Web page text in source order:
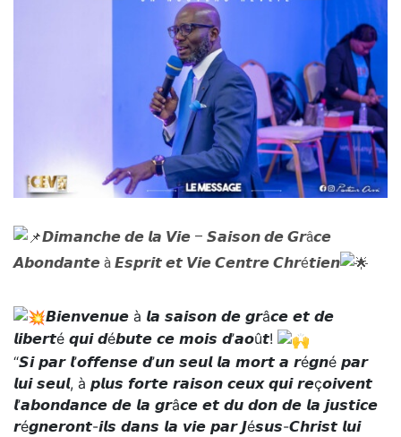
𝘿𝙞𝙢𝙖𝙣𝙘𝙝𝙚 𝙙𝙚 𝙡𝙖 𝙑𝙞𝙚 – 𝙎𝙖𝙞𝙨𝙤𝙣 𝙙𝙚 𝙂𝙧â𝙘𝙚
𝘼𝙗𝙤𝙣𝙙𝙖𝙣𝙩𝙚 à 𝙀𝙨𝙥𝙧𝙞𝙩 𝙚𝙩 𝙑𝙞𝙚 𝘾𝙚𝙣𝙩𝙧𝙚 𝘾𝙝𝙧é𝙩𝙞𝙚𝙣
𝘽𝙞𝙚𝙣𝙫𝙚𝙣𝙪𝙚 à 𝙡𝙖 𝙨𝙖𝙞𝙨𝙤𝙣 𝙙𝙚 𝙜𝙧â𝙘𝙚 𝙚𝙩 𝙙𝙚
𝙡𝙞𝙗𝙚𝙧𝙩é 𝙦𝙪𝙞 𝙙é𝙗𝙪𝙩𝙚 𝙘𝙚 𝙢𝙤𝙞𝙨 𝙙’𝙖𝙤û𝙩!
“𝙎𝙞 𝙥𝙖𝙧 𝙡’𝙤𝙛𝙛𝙚𝙣𝙨𝙚 𝙙’𝙪𝙣 𝙨𝙚𝙪𝙡 𝙡𝙖 𝙢𝙤𝙧𝙩 𝙖 𝙧é𝙜𝙣é 𝙥𝙖𝙧
𝙡𝙪𝙞 𝙨𝙚𝙪𝙡, à 𝙥𝙡𝙪𝙨 𝙛𝙤𝙧𝙩𝙚 𝙧𝙖𝙞𝙨𝙤𝙣 𝙘𝙚𝙪𝙭 𝙦𝙪𝙞 𝙧𝙚ç𝙤𝙞𝙫𝙚𝙣𝙩
𝙡’𝙖𝙗𝙤𝙣𝙙𝙖𝙣𝙘𝙚 𝙙𝙚 𝙡𝙖 𝙜𝙧â𝙘𝙚 𝙚𝙩 𝙙𝙪 𝙙𝙤𝙣 𝙙𝙚 𝙡𝙖 𝙟𝙪𝙨𝙩𝙞𝙘𝙚
𝙧é𝙜𝙣𝙚𝙧𝙤𝙣𝙩-𝙞𝙡𝙨 𝙙𝙖𝙣𝙨 𝙡𝙖 𝙫𝙞𝙚 𝙥𝙖𝙧 𝙅é𝙨𝙪𝙨-𝘾𝙝𝙧𝙞𝙨𝙩 𝙡𝙪𝙞